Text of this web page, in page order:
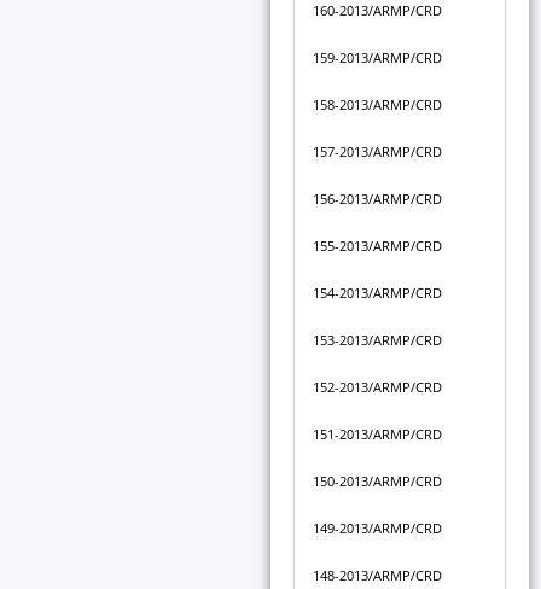
160-2013/ARMP/CRD
159-2013/ARMP/CRD
158-2013/ARMP/CRD
157-2013/ARMP/CRD
156-2013/ARMP/CRD
155-2013/ARMP/CRD
154-2013/ARMP/CRD
153-2013/ARMP/CRD
152-2013/ARMP/CRD
151-2013/ARMP/CRD
150-2013/ARMP/CRD
149-2013/ARMP/CRD
148-2013/ARMP/CRD